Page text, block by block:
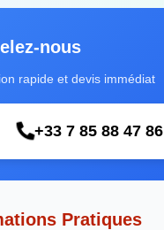
nous
rapide et devis immédiat
+33 7 85 88 47 86
Pratiques